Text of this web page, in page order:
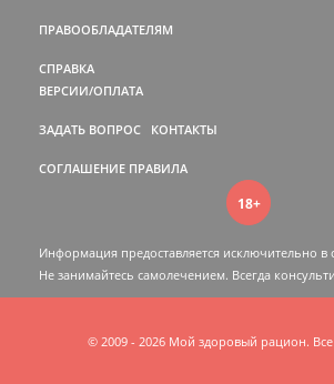
ПРАВООБЛАДАТЕЛЯМ
СПРАВКА
ВЕРСИИ/ОПЛАТА
ЗАДАТЬ ВОПРОС КОНТАКТЫ
СОГЛАШЕНИЕ ПРАВИЛА
18+
Информация предоставляется исключительно в
Не занимайтесь самолечением. Всегда
© 2009 - 2026 Мой здоровый рацион.